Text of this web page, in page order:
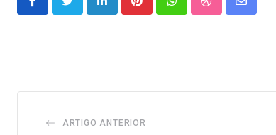
LinkedInPinterestWhatsappStumbleUpon
Share
ARTIGO ANTERIOR